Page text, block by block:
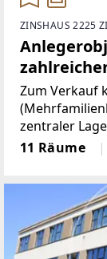
ZINSHAUS 2225
Zum Verkauf
zentraler
um ein
11 Räume